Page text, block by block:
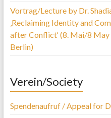
Vortrag/Lecture by Dr.
‚Reclaiming Identity and
after Conflict‘ (8. Mai/8
Berlin)
Verein/Society
Spendenaufruf / Appeal for